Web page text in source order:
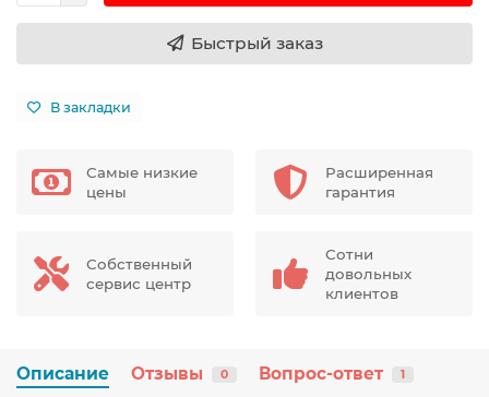
Быстрый заказ
В закладки
Самые низкие
цены
Расширенная
гарантия
Собственный
сервис центр
Сотни
довольных
клиентов
Описание Отзывы 0 Вопрос-ответ 1